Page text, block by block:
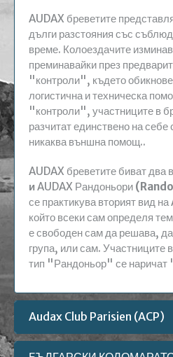
AUDAX бреветите
дълги разстояния със
време. Колоездачите
преминавайки през
"контроли", където
логистична и техническа
"контроли", участниците в
разчитат единствено на себе
никаква външна помощ..
AUDAX бреветите биват два
и AUDAX Рандоньори (
се практикува вторият вид
който всеки сам определя
е свободен сам да решава,
група, или сам. Участниците
тип "Рандоньор" се
Audax Club Parisien (ACP)